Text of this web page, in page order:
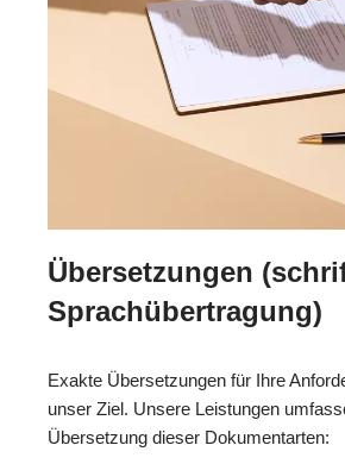
Übersetzungen
Sprachübertragung)
Exakte Übersetzungen für Ihre
unser Ziel. Unsere Leistungen
Übersetzung dieser Dokumentarten: